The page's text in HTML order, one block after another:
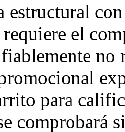
estructural
el
no
para
comprobará